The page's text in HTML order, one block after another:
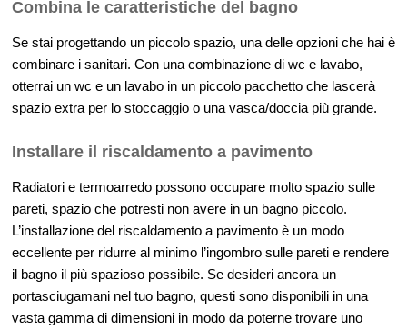
Combina le caratteristiche del bagno
Se stai progettando un piccolo spazio, una delle opzioni che hai è
combinare i sanitari. Con una combinazione di wc e lavabo,
otterrai un wc e un lavabo in un piccolo pacchetto che lascerà
spazio extra per lo stoccaggio o una vasca/doccia più grande.
Installare il riscaldamento a pavimento
Radiatori e termoarredo possono occupare molto spazio sulle
pareti, spazio che potresti non avere in un bagno piccolo.
L’installazione del riscaldamento a pavimento è un modo
eccellente per ridurre al minimo l’ingombro sulle pareti e rendere
il bagno il più spazioso possibile. Se desideri ancora un
portasciugamani nel tuo bagno, questi sono disponibili in una
vasta gamma di dimensioni in modo da poterne trovare uno